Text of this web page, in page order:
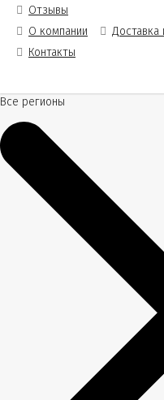
Отзывы
О компании
Доставка
Контакты
Все регионы